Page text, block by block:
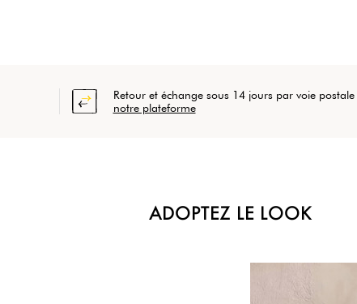
Retour et échange sous 14 jours par voie postale
notre plateforme
ADOPTEZ LE LOOK